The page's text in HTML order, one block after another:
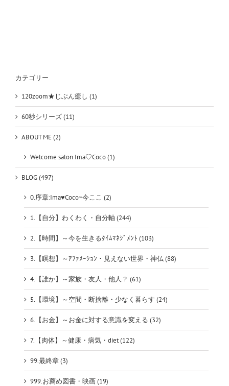
カテゴリー
120zoom★じぶん癒し (1)
60秒シリーズ (11)
ABOUT ME (2)
Welcome salon Ima♡Coco (1)
BLOG (497)
0.序章:Ima♥Coco~今ここ (2)
1.【自分】わくわく・自分軸 (244)
2.【時間】～今を生きるﾀｲﾑﾏﾈｼﾞﾒﾝﾄ (103)
3.【瞑想】～ｱﾌｧﾒｰｼｮﾝ・見えない世界・神仏 (88)
4.【誰か】～家族・友人・他人？ (61)
5.【環境】～空間・断捨離・少なく暮らす (24)
6.【お金】～お金に対する意識を変える (32)
7.【肉体】～健康・病気・diet (122)
99.最終章 (3)
999.お薦め図書・映画 (19)